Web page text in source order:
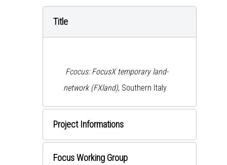
Title
Fcocus: FocusX temporary land-
network (FXland), Southern Italy
Project Informations
Focus Working Group